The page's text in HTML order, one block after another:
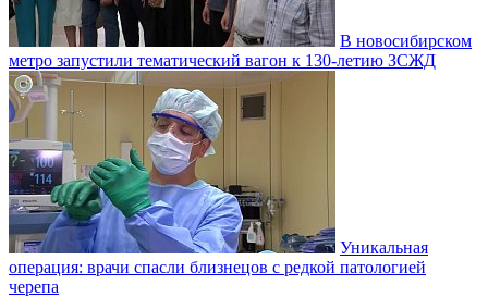
В новосибирском
метро запустили тематический вагон к 130-летию ЗСЖД
Уникальная
операция: врачи спасли близнецов с редкой патологией
черепа